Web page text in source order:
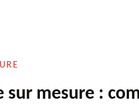
sur mesure :